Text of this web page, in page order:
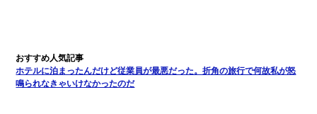
ホテルに泊まったんだけど従業員が最悪だった。折角の旅行で何故私が怒
鳴られなきゃいけなかったのだ